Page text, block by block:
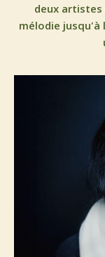
deux artistes
mélodie jusqu'à